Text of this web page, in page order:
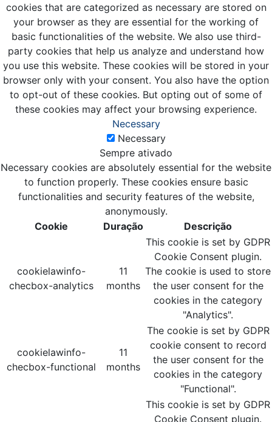
cookies that are categorized as necessary are stored on
your browser as they are essential for the working of
basic functionalities of the website. We also use third-
party cookies that help us analyze and understand how
you use this website. These cookies will be stored in your
browser only with your consent. You also have the option
to opt-out of these cookies. But opting out of some of
these cookies may affect your browsing experience.
Necessary
Necessary
Sempre ativado
Necessary cookies are absolutely essential for the website
to function properly. These cookies ensure basic
functionalities and security features of the website,
anonymously.
Cookie
Duração Descrição
cookielawinfo-
checbox-analytics
11
months
This cookie is set by GDPR
Cookie Consent plugin.
The cookie is used to store
the user consent for the
cookies in the category
"Analytics".
cookielawinfo-
checbox-functional
11
months
The cookie is set by GDPR
cookie consent to record
the user consent for the
cookies in the category
"Functional".
This cookie is set by GDPR
Cookie Consent plugin.